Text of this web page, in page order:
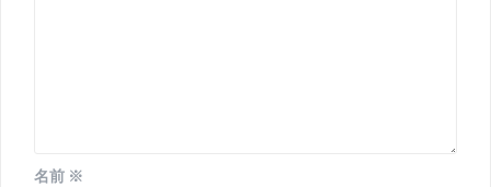
名前 ※